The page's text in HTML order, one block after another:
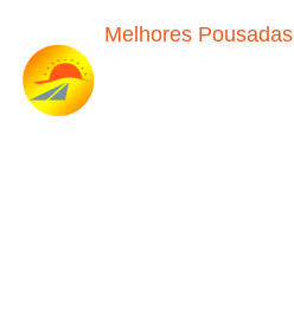
Melhores Pousadas